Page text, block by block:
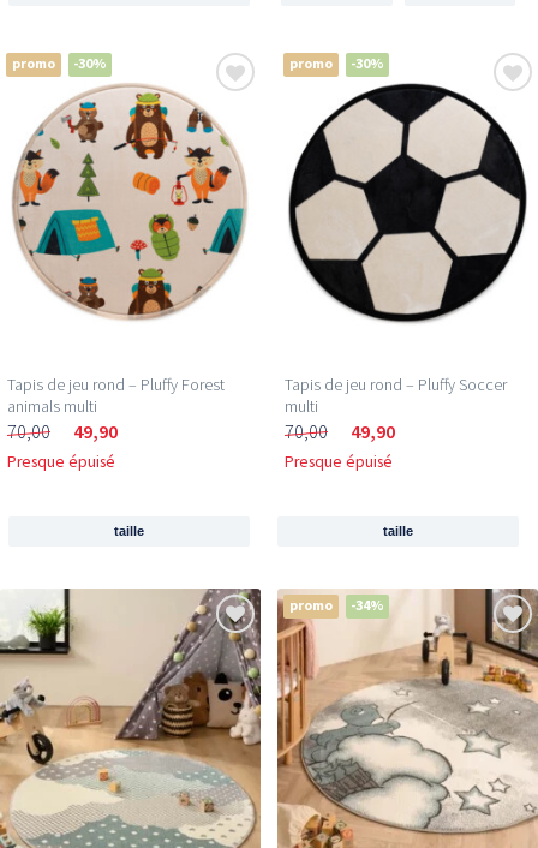
promo -30%
Tapis de jeu rond – Pluffy Forest
animals multi
70,00 49,90
Presque épuisé
taille
promo -30%
Tapis de jeu rond – Pluffy Soccer
multi
70,00 49,90
Presque épuisé
taille
promo -34%